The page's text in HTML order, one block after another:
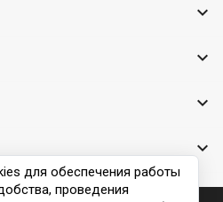




для обеспечения работы
проведения